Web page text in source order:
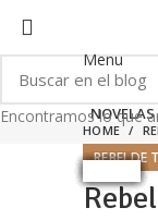
Menu
HOME
REBELDE
Encontramos lo que